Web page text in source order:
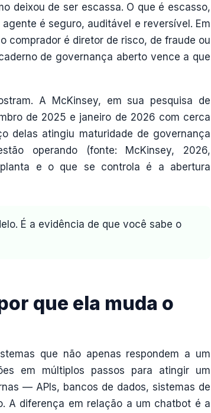
deixou de ser escassa. O que é escasso,
é seguro, auditável e reversível. Em
comprador é diretor de risco, de fraude ou
de governança aberto vence a que
A McKinsey, em sua pesquisa de
de 2025 e janeiro de 2026 com cerca
delas atingiu maturidade de governança
operando (fonte: McKinsey, 2026,
e o que se controla é a abertura
É a evidência de que você sabe o
que ela muda o
que não apenas respondem a um
em múltiplos passos para atingir um
— APIs, bancos de dados, sistemas de
A diferença em relação a um chatbot é a